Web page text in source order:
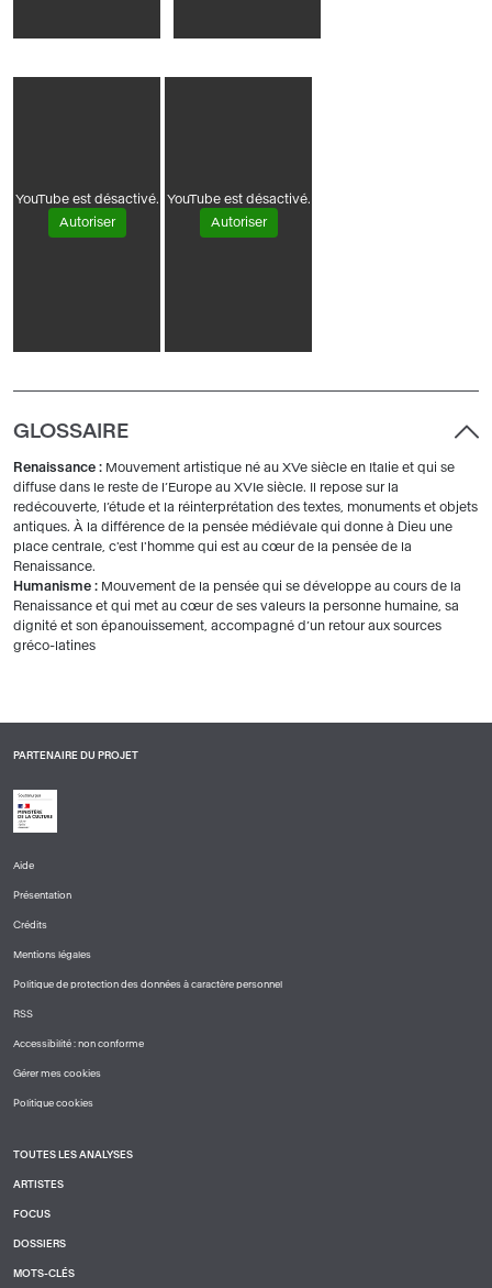
YouTube est désactivé.
Autoriser
YouTube est désactivé.
Autoriser
GLOSSAIRE
Renaissance : Mouvement artistique né au XVe siècle en Italie et qui se
diffuse dans le reste de l’Europe au XVIe siècle. Il repose sur la
redécouverte, l’étude et la réinterprétation des textes, monuments et objets
antiques. À la différence de la pensée médiévale qui donne à Dieu une
place centrale, c'est l'homme qui est au cœur de la pensée de la
Renaissance.
Humanisme : Mouvement de la pensée qui se développe au cours de la
Renaissance et qui met au cœur de ses valeurs la personne humaine, sa
dignité et son épanouissement, accompagné d’un retour aux sources
gréco-latines
PARTENAIRE DU PROJET
DE
PAGE
1
Aide
Présentation
Crédits
Mentions légales
Politique de protection des données à caractère personnel
RSS
Accessibilité : non conforme
Gérer mes cookies
Politique cookies
DE
PAGE
2
TOUTES LES ANALYSES
ARTISTES
FOCUS
DOSSIERS
MOTS-CLÉS